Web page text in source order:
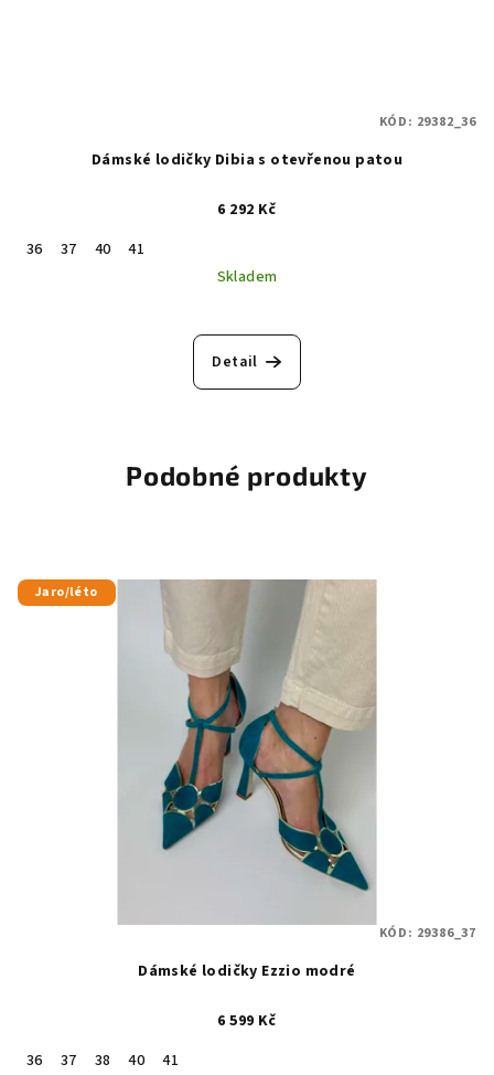
Dámské lodičky Dibia s otevřenou patou
6 292 Kč
36
37 40
41
Skladem
Detail
KÓD: 29382_36
Podobné produkty
Jaro/léto
Dámské lodičky Ezzio modré
6 599 Kč
36
37 38 40
41
KÓD: 29386_37